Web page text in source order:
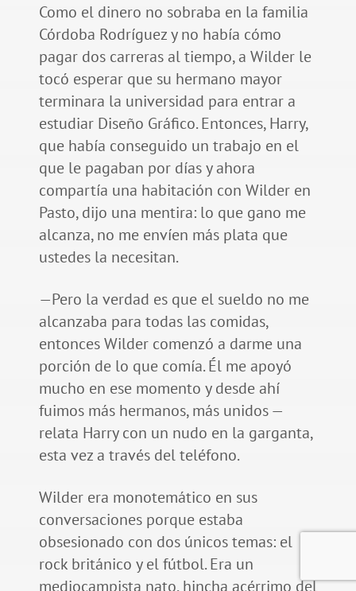
Como el dinero no sobraba en la familia
Córdoba Rodríguez y no había cómo
pagar dos carreras al tiempo, a Wilder le
tocó esperar que su hermano mayor
terminara la universidad para entrar a
estudiar Diseño Gráfico. Entonces, Harry,
que había conseguido un trabajo en el
que le pagaban por días y ahora
compartía una habitación con Wilder en
Pasto, dijo una mentira: lo que gano me
alcanza, no me envíen más plata que
ustedes la necesitan.
—Pero la verdad es que el sueldo no me
alcanzaba para todas las comidas,
entonces Wilder comenzó a darme una
porción de lo que comía. Él me apoyó
mucho en ese momento y desde ahí
fuimos más hermanos, más unidos —
relata Harry con un nudo en la garganta,
esta vez a través del teléfono.
Wilder era monotemático en sus
conversaciones porque estaba
obsesionado con dos únicos temas: el
rock británico y el fútbol. Era un
mediocampista nato, hincha acérrimo del